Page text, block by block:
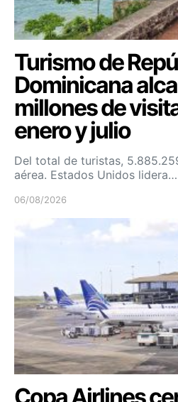
Turismo de
Dominicana
millones de
enero y julio
Del total de turistas,
aérea. Estados Unidos lidera…
06/08/2026
Copa Airlines